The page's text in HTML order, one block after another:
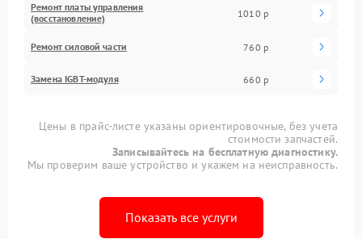
Ремонт платы управления
(восстановление)
1010 р
Ремонт силовой части 760 р
Замена IGBT-модуля 660 р
Цены в прайс-листе указаны ориентировочные, без учета
стоимости запчастей.
Записывайтесь на бесплатную диагностику.
Мы проверим ваше устройство и укажем на неисправность.
Показать все услуги